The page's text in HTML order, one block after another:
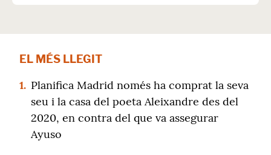
EL MÉS LLEGIT
1. Planifica Madrid només ha comprat la seva
seu i la casa del poeta Aleixandre des del
2020, en contra del que va assegurar
Ayuso